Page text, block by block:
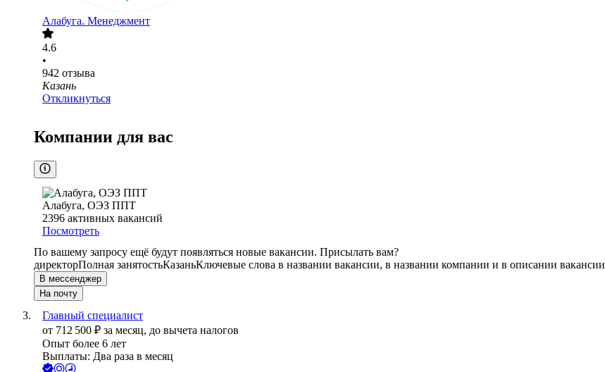
Алабуга. Менеджмент
4.6
•
942 отзыва
Казань
Откликнуться
Компании для вас
Алабуга, ОЭЗ ППТ
2396 активных вакансий
Посмотреть
По вашему запросу ещё будут появляться новые вакансии. Присылать вам?
директорПолная занятостьКазаньКлючевые слова в названии вакансии, в названии компании и в описании вакансии
В мессенджер
На почту
Главный специалист
от 712 500 ₽ за месяц, до вычета налогов
Опыт более 6 лет
Выплаты: Два раза в месяц